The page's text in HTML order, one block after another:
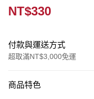
0:00
/
NT$330
付款與運送方式
超取滿NT$3,000免運
信用卡一次付款
商品特色